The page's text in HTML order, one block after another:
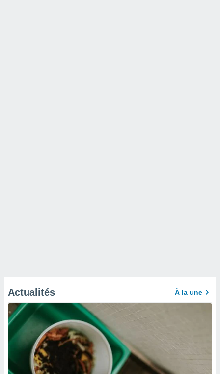
Actualités À la une